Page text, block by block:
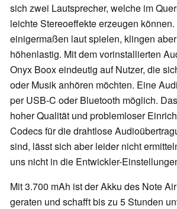
sich zwei Lautsprecher, welche im
leichte Stereoeffekte erzeugen
einigermaßen laut spielen, klingen
höhenlastig. Mit dem vorinstallierten
Onyx Boox eindeutig auf Nutzer, die
oder Musik anhören möchten. Eine
per USB-C oder Bluetooth möglich.
hoher Qualität und problemloser
Codecs für die drahtlose
sind, lässt sich aber leider nicht
uns nicht in die Entwickler-
Mit 3.700 mAh ist der Akku des Note
geraten und schafft bis zu 5 Stunden